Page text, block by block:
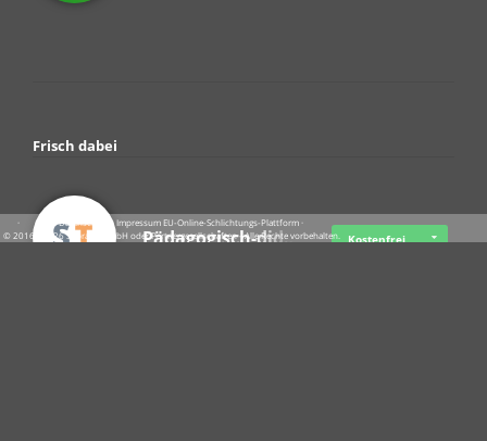
Frisch dabei
Pädagogisch-did… Kostenfrei
· · ·Datenschutz ·Impressum EU-Online-Schlichtungs-Plattform·
© 2016 - 2026 SupraTix GmbH oder Partnergesellschaften - Alle Rechte vorbehalten.